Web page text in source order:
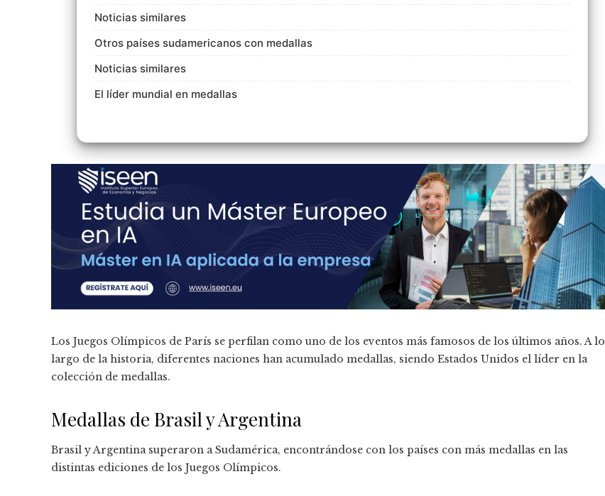
Noticias similares
Otros países sudamericanos con medallas
Noticias similares
El líder mundial en medallas
Los Juegos Olímpicos de París se perfilan como uno de los eventos más famosos de los últimos años. A lo
largo de la historia, diferentes naciones han acumulado medallas, siendo Estados Unidos el líder en la
colección de medallas.
Medallas de Brasil y Argentina
Brasil y Argentina superaron a Sudamérica, encontrándose con los países con más medallas en las
distintas ediciones de los Juegos Olímpicos.